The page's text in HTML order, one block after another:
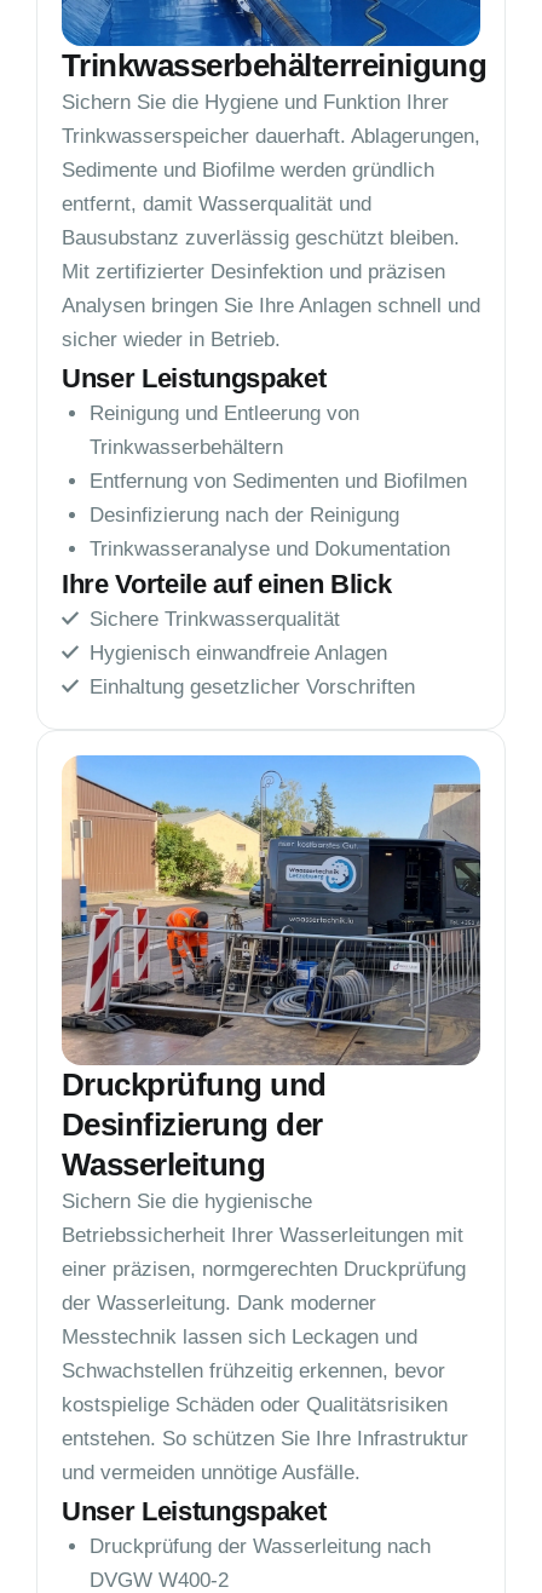
Trinkwasserbehälterreinigung
Sichern Sie die Hygiene und Funktion Ihrer
Trinkwasserspeicher dauerhaft. Ablagerungen,
Sedimente und Biofilme werden gründlich
entfernt, damit Wasserqualität und
Bausubstanz zuverlässig geschützt bleiben.
Mit zertifizierter Desinfektion und präzisen
Analysen bringen Sie Ihre Anlagen schnell und
sicher wieder in Betrieb.
Unser Leistungspaket
Reinigung und Entleerung von
Trinkwasserbehältern
Entfernung von Sedimenten und Biofilmen
Desinfizierung nach der Reinigung
Trinkwasseranalyse und Dokumentation
Ihre Vorteile auf einen Blick
Sichere Trinkwasserqualität
Hygienisch einwandfreie Anlagen
Einhaltung gesetzlicher Vorschriften
Druckprüfung und
Desinfizierung der
Wasserleitung
Sichern Sie die hygienische
Betriebssicherheit Ihrer Wasserleitungen mit
einer präzisen, normgerechten Druckprüfung
der Wasserleitung. Dank moderner
Messtechnik lassen sich Leckagen und
Schwachstellen frühzeitig erkennen, bevor
kostspielige Schäden oder Qualitätsrisiken
entstehen. So schützen Sie Ihre Infrastruktur
und vermeiden unnötige Ausfälle.
Unser Leistungspaket
Druckprüfung der Wasserleitung nach
DVGW W400-2